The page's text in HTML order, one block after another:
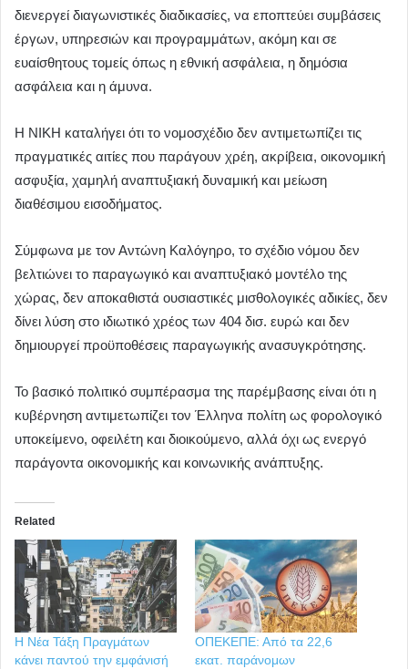
διενεργεί διαγωνιστικές διαδικασίες, να εποπτεύει συμβάσεις
έργων, υπηρεσιών και προγραμμάτων, ακόμη και σε
ευαίσθητους τομείς όπως η εθνική ασφάλεια, η δημόσια
ασφάλεια και η άμυνα.
Η ΝΙΚΗ καταλήγει ότι το νομοσχέδιο δεν αντιμετωπίζει τις
πραγματικές αιτίες που παράγουν χρέη, ακρίβεια, οικονομική
ασφυξία, χαμηλή αναπτυξιακή δυναμική και μείωση
διαθέσιμου εισοδήματος.
Σύμφωνα με τον Αντώνη Καλόγηρο, το σχέδιο νόμου δεν
βελτιώνει το παραγωγικό και αναπτυξιακό μοντέλο της
χώρας, δεν αποκαθιστά ουσιαστικές μισθολογικές αδικίες, δεν
δίνει λύση στο ιδιωτικό χρέος των 404 δισ. ευρώ και δεν
δημιουργεί προϋποθέσεις παραγωγικής ανασυγκρότησης.
Το βασικό πολιτικό συμπέρασμα της παρέμβασης είναι ότι η
κυβέρνηση αντιμετωπίζει τον Έλληνα πολίτη ως φορολογικό
υποκείμενο, οφειλέτη και διοικούμενο, αλλά όχι ως ενεργό
παράγοντα οικονομικής και κοινωνικής ανάπτυξης.
Related
Η Νέα Τάξη Πραγμάτων
κάνει παντού την εμφάνισή
ΟΠΕΚΕΠΕ: Από τα 22,6
εκατ. παράνομων